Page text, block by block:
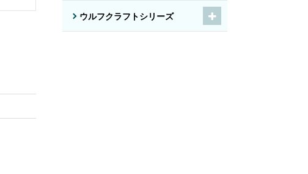
ウルフクラフトシリーズ